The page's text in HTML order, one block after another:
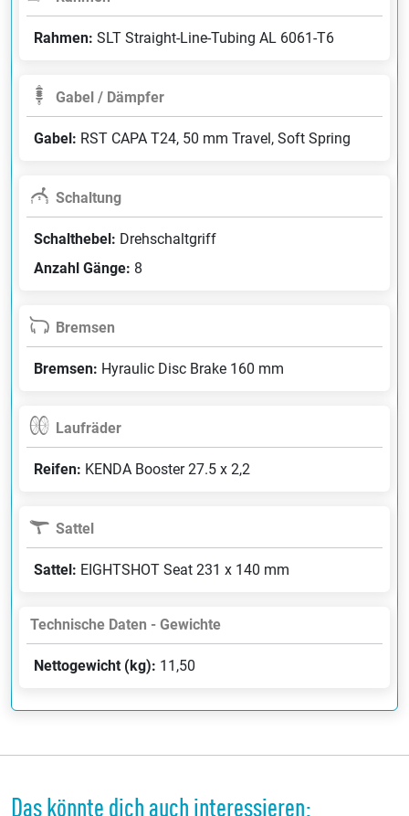
Rahmen: SLT Straight-Line-Tubing AL 6061-T6
Gabel / Dämpfer
Gabel: RST CAPA T24, 50 mm Travel, Soft Spring
Schaltung
Schalthebel: Drehschaltgriff
Anzahl Gänge: 8
Bremsen
Bremsen: Hyraulic Disc Brake 160 mm
Laufräder
Reifen: KENDA Booster 27.5 x 2,2
Sattel
Sattel: EIGHTSHOT Seat 231 x 140 mm
Technische Daten - Gewichte
Nettogewicht (kg): 11,50
Das könnte dich auch interessieren: